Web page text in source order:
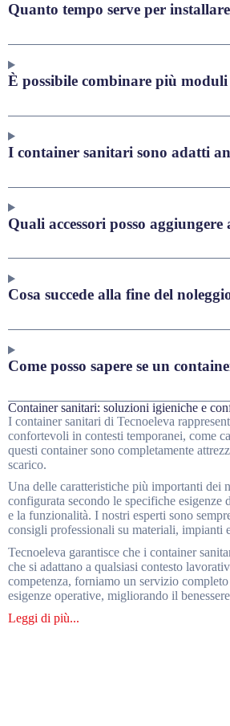
Quanto tempo serve per
È possibile combinare più
I container sanitari sono adatti
Quali accessori posso
Cosa succede alla fine del
Come posso sapere se un
Container sanitari: soluzioni igieniche e
I container sanitari di Tecnoeleva
confortevoli in contesti temporanei, come
questi container sono completamente
scarico.
Una delle caratteristiche più importanti dei
configurata secondo le specifiche
e la funzionalità. I nostri esperti sono
consigli professionali su materiali, impianti
Tecnoeleva garantisce che i container
che si adattano a qualsiasi contesto
competenza, forniamo un servizio
esigenze operative, migliorando il